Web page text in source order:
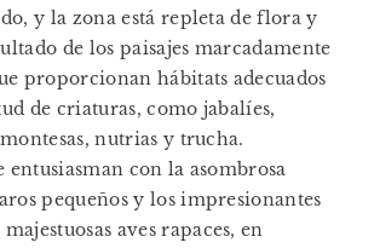
y la zona está repleta de flora y
de los paisajes marcadamente
proporcionan hábitats adecuados
de criaturas, como jabalíes,
nutrias y trucha.
entusiasman con la asombrosa
pequeños y los impresionantes
aves rapaces, en